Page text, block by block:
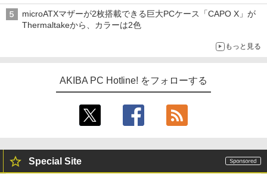
microATXマザーが2枚搭載できる巨大PCケース「CAPO X」が
Thermaltakeから、カラーは2色
もっと見る
AKIBA PC Hotline! をフォローする
Special Site